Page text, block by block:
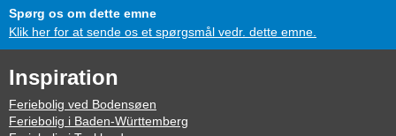
Spørg os om dette emne
Klik her for at sende os et spørgsmål vedr. dette emne.
Inspiration
Feriebolig ved Bodensøen
Feriebolig i Baden-Württemberg